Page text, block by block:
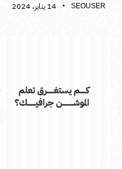
SEOUSER 14 يناير، 2024